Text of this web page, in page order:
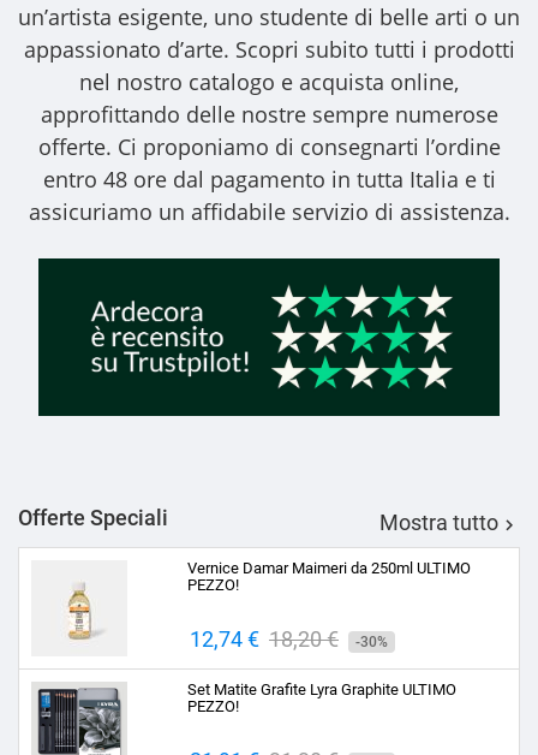
un’artista esigente, uno studente di belle arti o un
appassionato d’arte. Scopri subito tutti i prodotti
nel nostro catalogo e acquista online,
approfittando delle nostre sempre numerose
offerte. Ci proponiamo di consegnarti l’ordine
entro 48 ore dal pagamento in tutta Italia e ti
assicuriamo un affidabile servizio di assistenza.
Offerte Speciali Mostra tutto 
Vernice Damar Maimeri da 250ml ULTIMO
PEZZO!
Prezzo
12,74 € Prezzo
base
18,20 € -30%
Set Matite Grafite Lyra Graphite ULTIMO
PEZZO!